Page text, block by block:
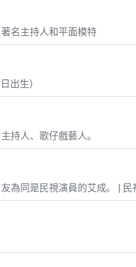
名主持人和平面模特
出生）
持人、歌仔戲藝人。
為同是民視演員的艾成。 | 民